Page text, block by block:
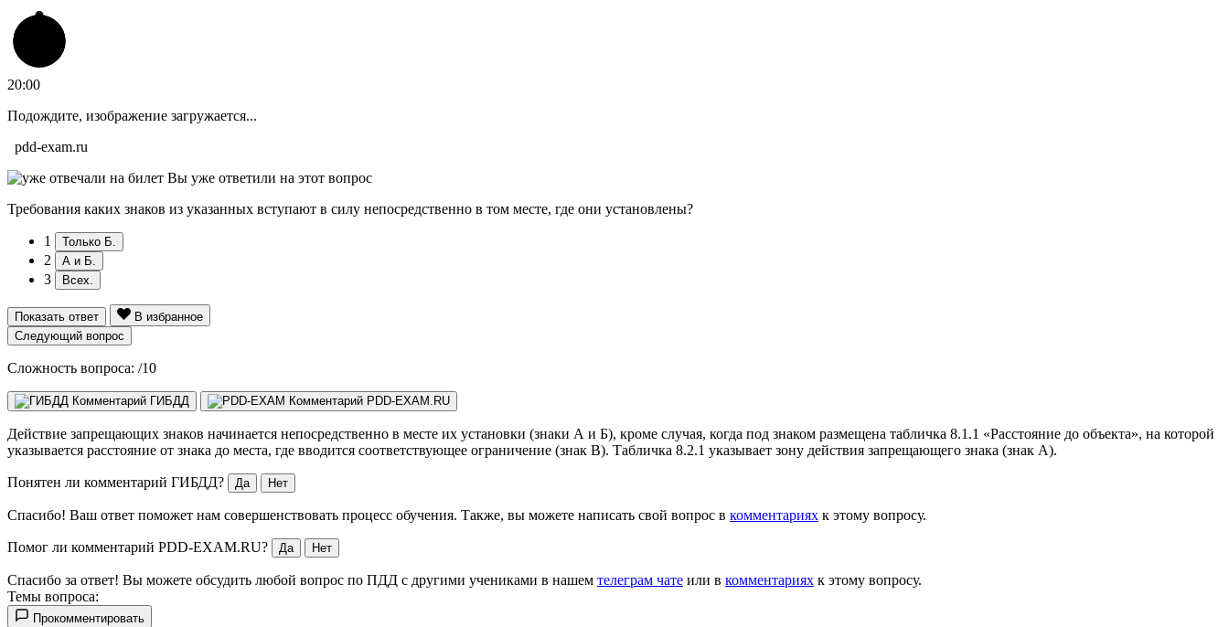
20:00
Подождите, изображение загружается...
pdd-exam.ru
Вы уже ответили на этот вопрос
Требования каких знаков из указанных вступают в силу непосредственно в том месте, где они установлены?
1 Только Б.
2 А и Б.
3 Всех.
Показать ответ
В избранное
Следующий вопрос
Сложность вопроса: /10
Комментарий ГИБДД Комментарий PDD-EXAM.RU
Действие запрещающих знаков начинается непосредственно в месте их установки (знаки А и Б), кроме случая, когда под знаком размещена табличка 8.1.1 «Расстояние до объекта», на которой
указывается расстояние от знака до места, где вводится соответствующее ограничение (знак В). Табличка 8.2.1 указывает зону действия запрещающего знака (знак А).
Понятен ли комментарий ГИБДД? Да Нет
Спасибо! Ваш ответ поможет нам совершенствовать процесс обучения. Также, вы можете написать свой вопрос в комментариях к этому вопросу.
Помог ли комментарий PDD-EXAM.RU? Да Нет
Спасибо за ответ! Вы можете обсудить любой вопрос по ПДД с другими учениками в нашем телеграм чате или в комментариях к этому вопросу.
Темы вопроса:
Прокомментировать